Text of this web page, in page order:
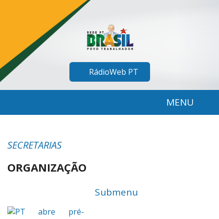
RádioWeb PT
MENU
SECRETARIAS
ORGANIZAÇÃO
MenuSubmenu